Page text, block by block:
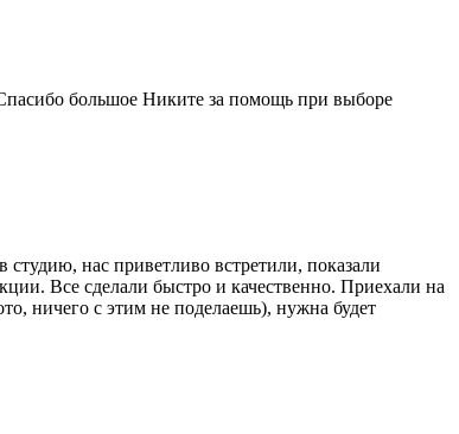
большое Никите за помощь при выборе
нас приветливо встретили, показали
Все сделали быстро и качественно. Приехали на
ничего с этим не поделаешь), нужна будет